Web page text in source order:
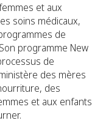
et aux
soins médicaux,
de
programme New
de
des mères
des
et aux enfants